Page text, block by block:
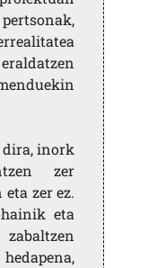
inork
zer
zer ez.
eta